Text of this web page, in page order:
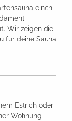
einen
Wir zeigen die
für deine Sauna
Estrich oder
Wohnung